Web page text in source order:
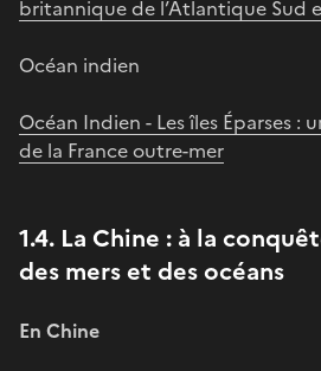
britannique de l’Atlantique Sud
Océan indien
Océan Indien - Les îles Éparses :
de la France outre-mer
1.4. La Chine : à la
des mers et des océans
En Chine